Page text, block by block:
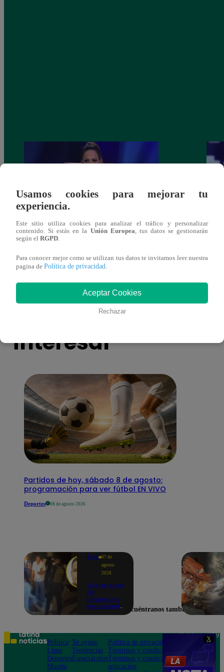
X
Melissa Klug en EVDLV: ¿Te consideras
También te puede
interesar
Partidos de hoy, sábado 8 de agosto:
programación para ver fútbol EN VIVO
Deportes 08 de agosto 2026
Perú 07 de
agosto
2026
Giro en caso
de
empresario
secuestrado
cuentas
Usamos cookies para mejorar tu
experiencia.
Este sitio utiliza cookies para analizar el tráfico y personalizar
contenido. Si estás en la Unión Europea, tus datos se gestionarán
según el RGPD.
Para conocer mejor como se utilizan tus datos te invitamos leer nuestra
pagina de Política de privacidad.
Aceptar Cookies
Rechazar
Encuéntranos también en
Política
Lima
Deportes
Mundo
Te ayudo
Tendencias
Espectáculos
Política de privacidad
Términos y condiciones
Términos y condiciones
aplicación
Teléfono: 219
Av. San
Felipe 968
Jesús María